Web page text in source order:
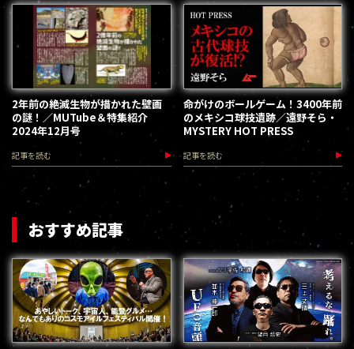
2年前の絶滅生物が描かれた壁画
の謎！／MUTube＆特集紹介
2024年12月号
記事を読む
命がけのボールゲーム！3400年前
のメキシコ球技遺跡／遠野そら・
MYSTERY HOT PRESS
記事を読む
おすすめ記事